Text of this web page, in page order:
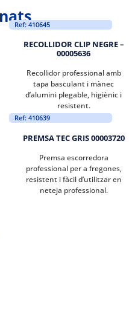
Ref: 410645
RECOLLIDOR CLIP NEGRE –
00005636
Recollidor professional amb
tapa basculant i mànec
d’alumini plegable, higiènic i
resistent.
Ref: 410639
PREMSA TEC GRIS 00003720
Premsa escorredora
professional per a fregones,
resistent i fàcil d’utilitzar en
neteja professional.